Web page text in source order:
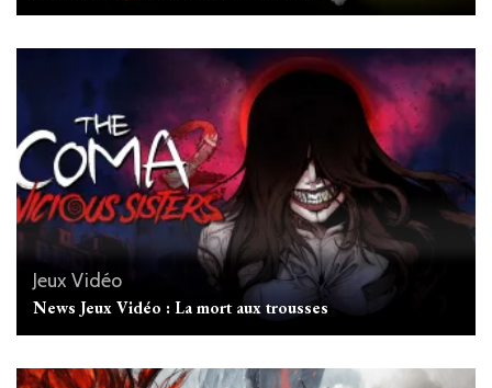
Jeux Vidéo
News Jeux Vidéo : La mort aux trousses